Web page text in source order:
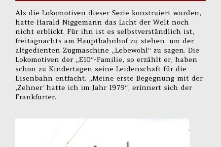
Als die Lokomotiven dieser Serie konstruiert wurden,
hatte Harald Niggemann das Licht der Welt noch
nicht erblickt. Für ihn ist es selbstverständlich ist,
freitagnachts am Hauptbahnhof zu stehen, um der
altgedienten Zugmaschine „Lebewohl“ zu sagen. Die
Lokomotiven der „E10“-Familie, so erzählt er, haben
schon zu Kindertagen seine Leidenschaft für die
Eisenbahn entfacht. „Meine erste Begegnung mit der
‚Zehner‘ hatte ich im Jahr 1979“, erinnert sich der
Frankfurter.